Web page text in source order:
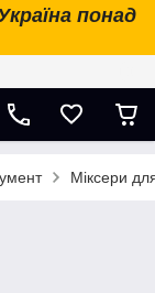
понад
Міксери